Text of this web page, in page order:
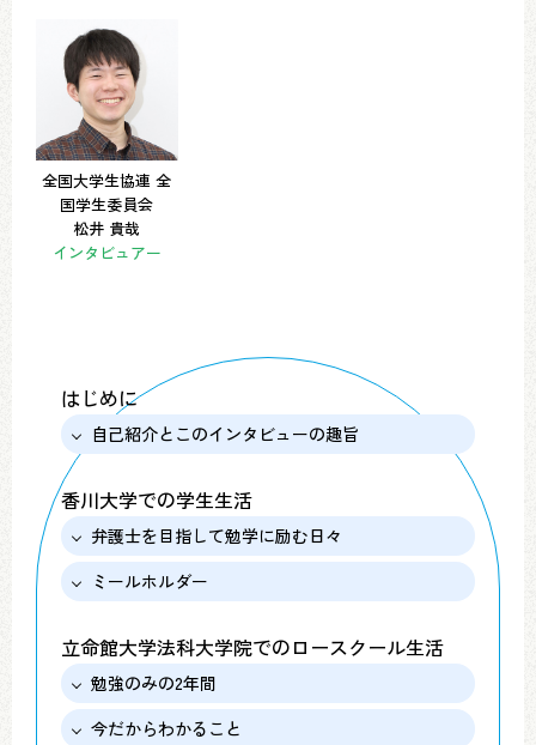
全国大学生協連 全
国学生委員会
松井 貴哉
インタビュアー
はじめに
自己紹介とこのインタビューの趣旨
香川大学での学生生活
弁護士を目指して勉学に励む日々
ミールホルダー
立命館大学法科大学院でのロースクール生活
勉強のみの2年間
今だからわかること